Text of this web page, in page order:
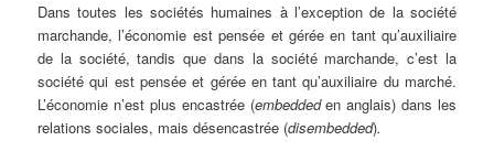
Dans toutes les sociétés humaines à l’exception de la société
marchande, l’économie est pensée et gérée en tant qu’auxiliaire
de la société, tandis que dans la société marchande, c’est la
société qui est pensée et gérée en tant qu’auxiliaire du marché.
L’économie n’est plus encastrée (embeddeden anglais) dans les
relations sociales, mais désencastrée (disembedded).